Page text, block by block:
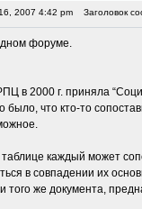
2007 4:42 pm Заголовок
форуме.
в 2000 г. приняла
было, что кто-то
каждый может
в совпадении их
того же документа,